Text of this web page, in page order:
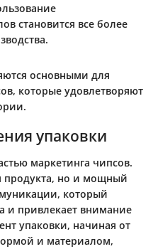
становится все более
основными для
которые удовлетворяют
упаковки
маркетинга чипсов.
продукта, но и мощный
который
и привлекает внимание
упаковки, начиная от
и материалом,